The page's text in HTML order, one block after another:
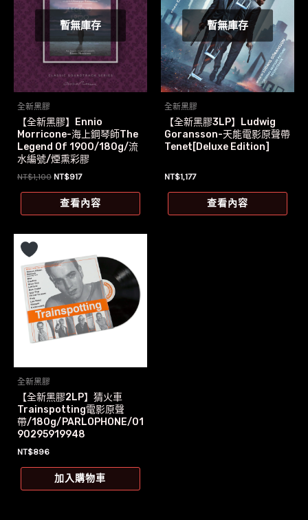
暫無庫存
全新黑膠
【全新黑膠】Ennio
Morricone-海上鋼琴師The
Legend Of 1900/180g/流
水編號/煙熏彩膠
NT$1,100 原
價
格：
NT$917目
價
格：
查看內容
暫無庫存
全新黑膠
【全新黑膠3LP】Ludwig
Goransson-天能電影原聲帶
Tenet[Deluxe Edition]
NT$1,177
查看內容
全新黑膠
【全新黑膠2LP】猜火車
Trainspotting電影原聲
帶/180g/PARLOPHONE/01
90295919948
NT$896
加入購物車